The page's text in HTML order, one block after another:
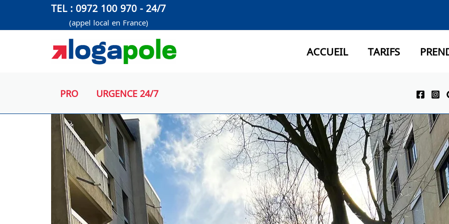
contenu
TEL : 0972 100 970 - 24/7
(appel local en France)
ACCUEIL TARIFS
PRO URGENCE 24/7